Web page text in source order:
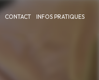
CONTACT INFOS PRATIQUES